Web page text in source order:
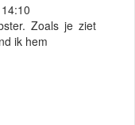
Zoals je ziet
ik hem